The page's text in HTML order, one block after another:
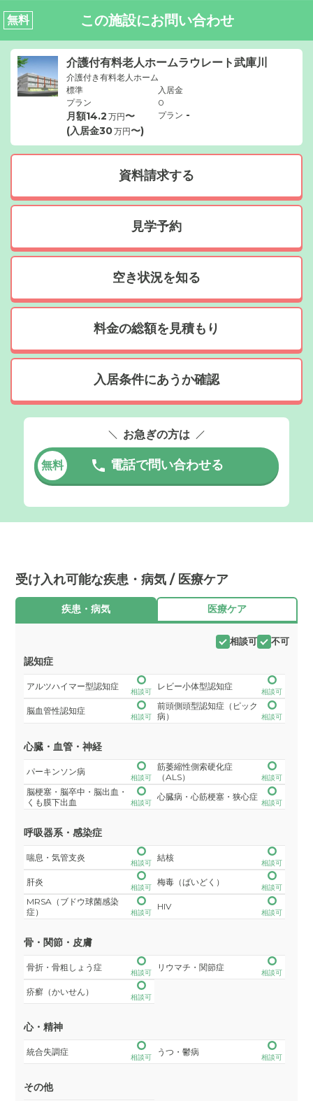
無料 この施設にお問い合わせ
介護付有料老人ホームラウレート武庫川
介護付き有料老人ホーム
標準
プラン
月額14.2 万円〜
(入居金30万円〜)
入居金
0
プラン -
資料請求する
見学予約
空き状況を知る
料金の総額を見積もり
入居条件にあうか確認
お急ぎの方は
無料 電話で問い合わせる
受け入れ可能な疾患・病気 / 医療ケア
疾患・病気 医療ケア
相談可 不可
認知症
アルツハイマー型認知症
相談可
レビー小体型認知症
相談可
脳血管性認知症
相談可
前頭側頭型認知症（ピック
病）
相談可
心臓・血管・神経
パーキンソン病
相談可
筋萎縮性側索硬化症
（ALS）
相談可
脳梗塞・脳卒中・脳出血・
くも膜下出血
相談可
心臓病・心筋梗塞・狭心症
相談可
呼吸器系・感染症
喘息・気管支炎
相談可
結核
相談可
肝炎
相談可
梅毒（ばいどく）
相談可
MRSA（ブドウ球菌感染
症）
相談可
HIV
相談可
骨・関節・皮膚
骨折・骨粗しょう症
相談可
リウマチ・関節症
相談可
疥癬（かいせん）
相談可
心・精神
統合失調症
相談可
うつ・鬱病
相談可
その他